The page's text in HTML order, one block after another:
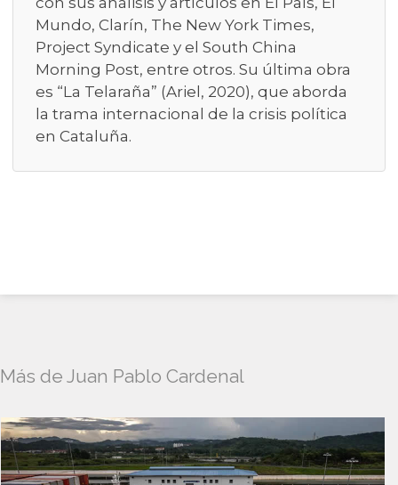
Mundo, Clarín, The New York Times,
Project Syndicate y el South China
Morning Post, entre otros. Su última obra
es “La Telaraña” (Ariel, 2020), que aborda
la trama internacional de la crisis política
en Cataluña.
Más de Juan Pablo Cardenal